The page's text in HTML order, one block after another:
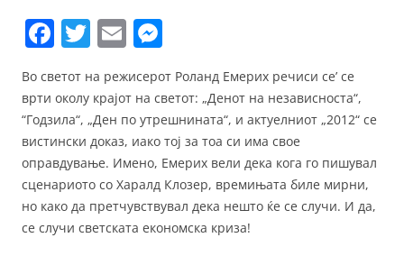
F
c
e
b
o
o
k
T
itt
er
E
ai
l
e
ss
e
n
g
er
Во светот на режисерот Роланд Емерих речиси се’ се
врти околу крајот на светот: „Денот на независноста“,
“Годзила“, „Ден по утрешнината“, и актуелниот „2012“ се
вистински доказ, иако тој за тоа си има свое
оправдување. Имено, Емерих вели дека кога го пишувал
сценариото со Харалд Клозер, времињата биле мирни,
но како да претчувствувал дека нешто ќе се случи. И да,
се случи светската економска криза!